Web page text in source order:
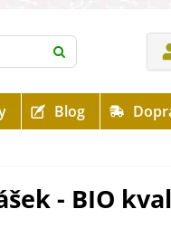
Blog
- BIO